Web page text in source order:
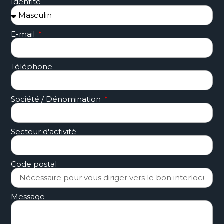
E-mail
Téléphone
Société / Dénomination
Secteur d'activité
Code postal
Message